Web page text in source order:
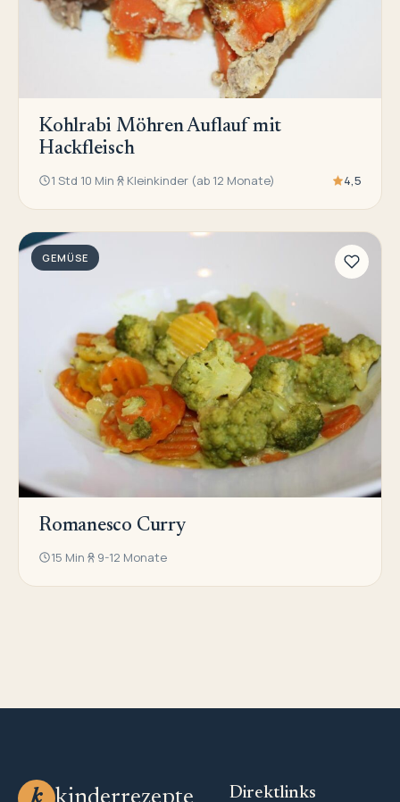
Kohlrabi Möhren Auflauf mit
Hackfleisch
1 Std 10 Min Kleinkinder (ab 12 Monate) 4,5
GEMÜSE
Romanesco Curry
15 Min 9-12 Monate
k Direktlinks